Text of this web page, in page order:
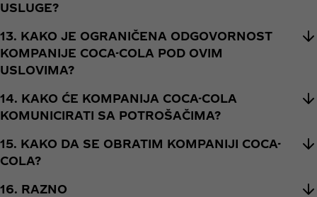
USLUGE?
13. KAKO JE OGRANIČENA ODGOVORNOST
KOMPANIJE COCA-COLA POD OVIM
USLOVIMA?
14. KAKO ĆE KOMPANIJA COCA-COLA
KOMUNICIRATI SA POTROŠAČIMA?
15. KAKO DA SE OBRATIM KOMPANIJI COCA-
COLA?
16. RAZNO